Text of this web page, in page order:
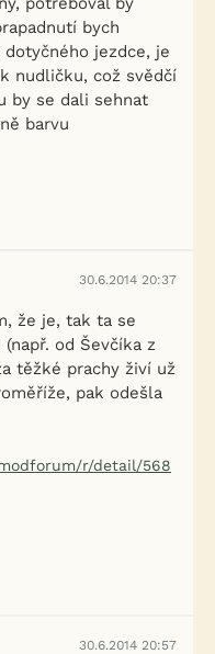
bych
jezdce, je
nudličku, což svědčí
by se dali sehnat
barvu
30.6.2014 20:37
že je, tak ta se
od Ševčíka z
těžké prachy živí už
pak odešla
r/detail/568
30.6.2014 20:57